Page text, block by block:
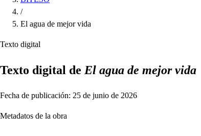
/
El agua de mejor vida
Texto digital
Texto digital de El agua de mejor vida
Fecha de publicación: 25 de junio de 2026
Metadatos de la obra